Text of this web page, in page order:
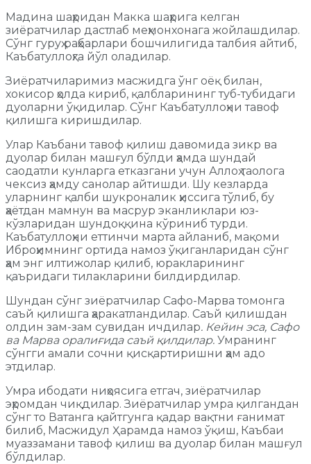
Мадина шаҳридан Макка шаҳрига келган
зиёратчилар дастлаб меҳмонхонага жойлашдилар.
Сўнг гуруҳ раҳбарлари бошчилигида талбия айтиб,
Каъбатуллоҳга йўл оладилар.
Зиёратчиларимиз масжидга ўнг оёқ билан,
хокисор ҳолда кириб, қалбларининг туб-тубидаги
дуоларни ўқидилар. Сўнг Каъбатуллоҳни тавоф
қилишга киришдилар.
Улар Каъбани тавоф қилиш давомида зикр ва
дуолар билан машғул бўлди ҳамда шундай
саодатли кунларга етказгани учун Аллоҳ таолога
чексиз ҳамду санолар айтишди. Шу кезларда
уларнинг қалби шукроналик ҳиссига тўлиб, бу
ҳаётдан мамнун ва масрур эканликлари юз-
кўзларидан шундоққина кўриниб турди.
Каъбатуллоҳни еттинчи марта айланиб, мақоми
Иброҳимнинг ортида намоз ўқиганларидан сўнг
ҳам энг илтижолар қилиб, юракларининг
қаъридаги тилакларини билдирдилар.
Шундан сўнг зиёратчилар Сафо-Марва томонга
саъй қилишга ҳаракатландилар. Саъй қилишдан
олдин зам-зам сувидан ичдилар. Кейин эса, Сафо
ва Марва оралиғида саъй қилдилар. Умранинг
сўнгги амали сочни қисқартиришни ҳам адо
этдилар.
Умра ибодати ниҳоясига етгач, зиёратчилар
эҳромдан чиқдилар. Зиёратчилар умра қилгандан
сўнг то Ватанга қайтгунга қадар вақтни ғанимат
билиб, Масжидул Ҳарамда намоз ўқиш, Каъбаи
муаззамани тавоф қилиш ва дуолар билан машғул
бўлдилар.